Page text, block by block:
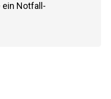
Notfall-